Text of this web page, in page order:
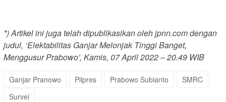
*) Artikel ini juga telah dipublikasikan oleh jpnn.com dengan
judul, ‘Elektabilitas Ganjar Melonjak Tinggi Banget,
Menggusur Prabowo’, Kamis, 07 April 2022 – 20.49 WIB
Ganjar Pranowo Pilpres Prabowo Subianto
SMRC
Survei